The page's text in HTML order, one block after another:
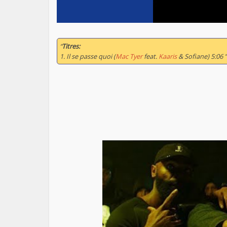
“Titres:
1. Il se passe quoi (Mac Tyerfeat. Kaaris& Sofiane) 5:06 ”